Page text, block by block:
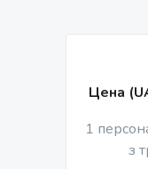
Цена
1
з